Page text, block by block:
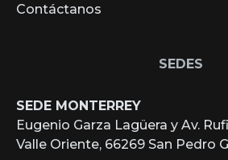
Contáctanos
SEDES
SEDE MONTERREY
Eugenio Garza Lagüera y Av.
Valle Oriente, 66269 San Pedro